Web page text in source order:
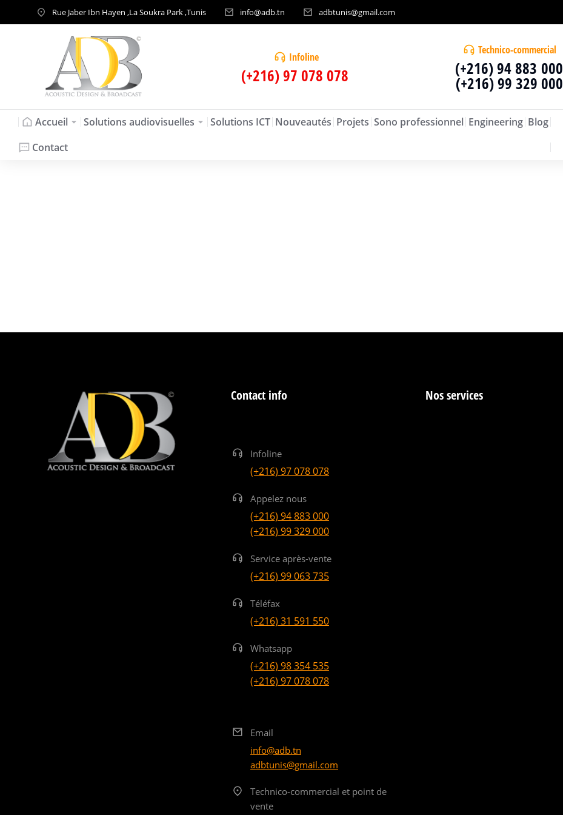
Rue Jaber Ibn Hayen ,La Soukra Park ,Tunis info@adb.tn adbtunis@gmail.com
Infoline
(+216) 97 078 078
Technico-commercial
(+216) 94 883 000
(+216) 99 329 000
Accueil Solutions audiovisuelles Solutions ICT Nouveautés Projets Sono professionnel Engineering Blog
Contact
Contact info
Infoline
(+216) 97 078 078
Appelez nous
(+216) 94 883 000
(+216) 99 329 000
Service après-vente
(+216) 99 063 735
Téléfax
(+216) 31 591 550
Whatsapp
(+216) 98 354 535
(+216) 97 078 078
Email
info@adb.tn
adbtunis@gmail.com
Technico-commercial et point de
vente
Nos services